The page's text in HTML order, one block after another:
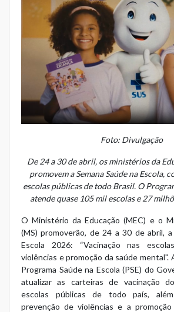
Foto: Divulgação
De 24 a 30 de abril, os ministérios da
promovem a Semana Saúde na Escola,
escolas públicas de todo Brasil. O
atende quase 105 mil escolas e 27
O Ministério da Educação (MEC) e o
(MS) promoverão, de 24 a 30 de abril,
Escola 2026: “Vacinação nas
violências e promoção da saúde mental".
Programa Saúde na Escola (PSE) do
atualizar as carteiras de vacinação
escolas públicas de todo país,
prevenção de violências e a